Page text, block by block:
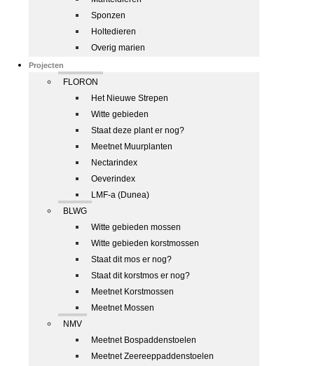
Sponzen
Holtedieren
Overig marien
Projecten
FLORON
Het Nieuwe Strepen
Witte gebieden
Staat deze plant er nog?
Meetnet Muurplanten
Nectarindex
Oeverindex
LMF-a (Dunea)
BLWG
Witte gebieden mossen
Witte gebieden korstmossen
Staat dit mos er nog?
Staat dit korstmos er nog?
Meetnet Korstmossen
Meetnet Mossen
NMV
Meetnet Bospaddenstoelen
Meetnet Zeereeppaddenstoelen